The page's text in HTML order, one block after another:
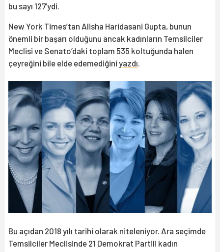
bu sayı 127’ydi.
New York Times’tan Alisha Haridasani Gupta, bunun
önemli bir başarı olduğunu ancak kadınların Temsilciler
Meclisi ve Senato’daki toplam 535 koltuğunda halen
çeyreğini bile elde edemediğini yazdı
Bu açıdan 2018 yılı tarihi olarak niteleniyor. Ara seçimde
Temsilciler Meclisinde 21 Demokrat Partili kadın